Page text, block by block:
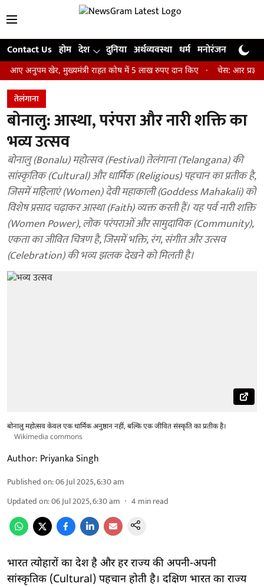
Contact Us होम देश दुनिया अर्थव्यवस्था धर्म मनोरंजन खेल
खेर, मुख्यमंत्री राहत कोष में 5 लाख रुपए दान किए चेस: आर प्रज्ञानानंद ने
तेलंगाना
बोनालु: आस्था, परंपरा और नारी शक्ति का
भव्य उत्सव
बोनालु (Bonalu) महोत्सव (Festival) तेलंगाना (Telangana) की
सांस्कृतिक (Cultural) और धार्मिक (Religious) पहचान का प्रतीक है,
जिसमें महिलाएं (Women) देवी महाकाली (Goddess Mahakali) को
विशेष प्रसाद चढ़ाकर आस्था (Faith) व्यक्त करती हैं। यह पर्व नारी शक्ति
(Women Power), लोक परंपराओं और सामुदायिक (Community),
एकता का जीवित चित्रण है, जिसमें भक्ति, रंग, संगीत और उत्सव
(Celebration) की भव्य झलक देखने को मिलती है।
बोनालु महोत्सव केवल एक धार्मिक अनुष्ठान नहीं, बल्कि एक जीवित संस्कृति का प्रतीक है।
Wikimedia commons
Author: Priyanka Singh
Published on:06 Jul 2025, 6:30 am
Updated on:06 Jul 2025, 6:30 am 4 min read
भारत त्योहारों का देश है और हर राज्य की अपनी-अपनी
सांस्कृतिक (Cultural) पहचान होती है। दक्षिण भारत का राज्य